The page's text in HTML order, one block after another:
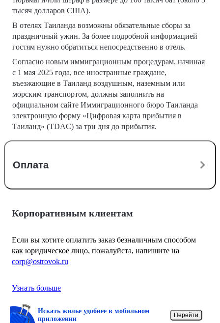
тысяч долларов США).
В отелях Таиланда возможны обязательные сборы за
праздничный ужин. За более подробной информацией
гостям нужно обратиться непосредственно в отель.
Согласно новым иммиграционным процедурам, начиная
с 1 мая 2025 года, все иностранные граждане,
въезжающие в Таиланд воздушным, наземным или
морским транспортом, должны заполнить на
официальном сайте Иммиграционного бюро Таиланда
электронную форму «Цифровая карта прибытия в
Таиланд» (TDAC) за три дня до прибытия.
Оплата
Корпоративным клиентам
Если вы хотите оплатить заказ безналичным способом
как юридическое лицо, пожалуйста, напишите на
corp@ostrovok.ru
Узнать больше
Искать жилье удобнее в мобильном
приложении
Перейти